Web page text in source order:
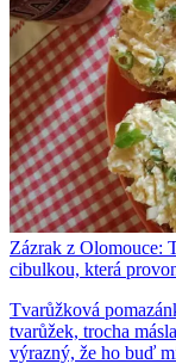
Zázrak z Olomouce:
cibulkou, která
Tvarůžková
tvarůžek, trocha
výrazný, že ho buď